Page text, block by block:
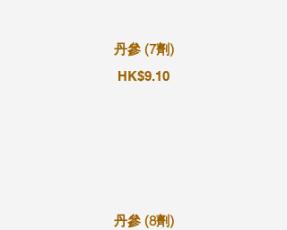
丹參 (7劑)
HK$9.10
丹參 (8劑)